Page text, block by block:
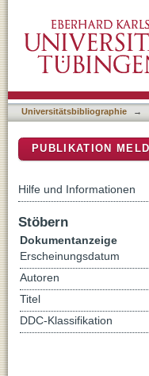
Universitätsbibliographie →
PUBLIKATION
Hilfe und Informationen
Stöbern
Dokumentanzeige
Erscheinungsdatum
Autoren
Titel
DDC-Klassifikation